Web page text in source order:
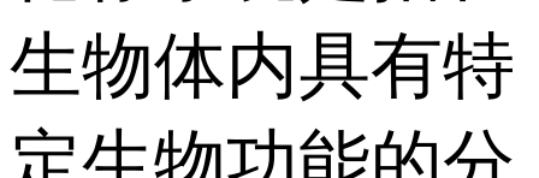
生物体内具有特